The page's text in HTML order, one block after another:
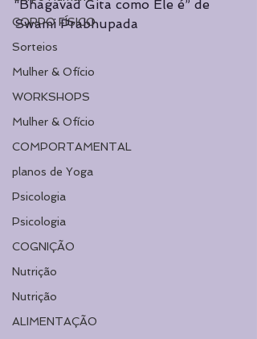
CORPO FÍSICO
Sorteios
Mulher & Ofício
WORKSHOPS
Mulher & Ofício
COMPORTAMENTAL
planos de Yoga
Psicologia
Psicologia
COGNIÇÃO
Nutrição
Nutrição
ALIMENTAÇÃO
“Bhagavad Gita como Ele é” de
Swami Prabhupada